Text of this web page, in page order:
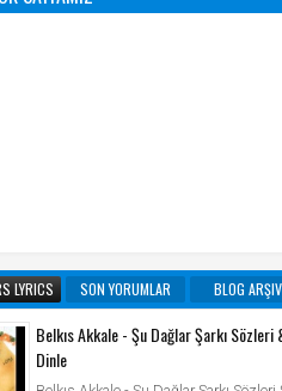
LYRICS SON YORUMLAR BLOG
Belkıs Akkale - Şu Dağlar Şarkı Sözleri
Dinle